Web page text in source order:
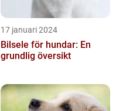
17 januari 2024
Bilsele för hundar: En
grundlig översikt